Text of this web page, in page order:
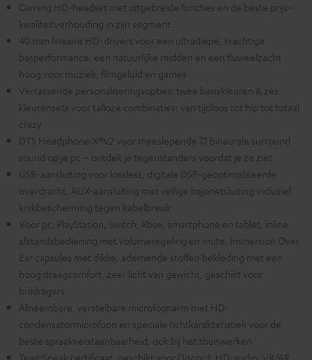
Gaming HD-headset met uitgebreide functies en de beste prijs-
kwaliteitverhouding in zijn segment
40 mm lineaire HD-drivers voor een ultradiepe, krachtige
basperformance, een natuurlijke midden en een fluweelzacht
hoog voor muziek, filmgeluid en games
Verrassende personaliseringsopties: twee basiskleuren & zes
kleurensets voor talloze combinaties: van tijdloos tot hip tot totaal
crazy
DTS Headphone:X®V2 voor meeslepende 7.1 binaurale surround
sound op je pc – ontdek je tegenstanders voordat je ze ziet
USB-aansluiting voor lossless, digitale DSP-geoptimaliseerde
overdracht, AUX-aansluiting met veilige bajonetsluiting inclusief
knikbescherming tegen kabelbreuk
Voor pc, PlayStation, Switch, Xbox, smartphone en tablet, inline
afstandsbediening met volumeregeling en mute, Immersion Over
Ear capsules met dikke, ademende stoffen bekleding met een
hoog draagcomfort, zeer licht van gewicht, geschikt voor
brildragers
Afneembare, verstelbare microfoonarm met HD-
condensatormicrofoon en speciale richtkarakteristiek voor de
beste spraakverstaanbaarheid, ook bij het thuiswerken
TeamSpeak certificaat, geschikt voor Discord, HD-audio, VR/AR